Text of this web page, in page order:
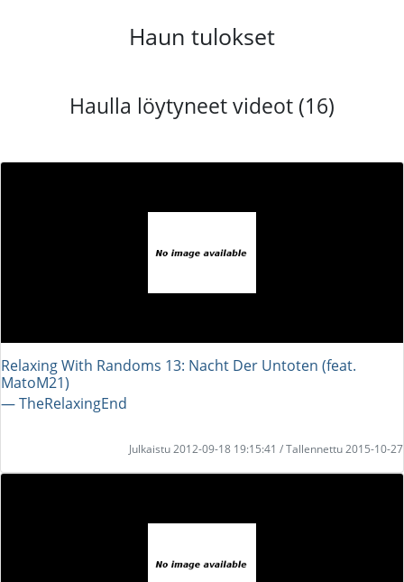
Haun tulokset
Haulla löytyneet videot (16)
Relaxing With Randoms 13: Nacht Der Untoten (feat.
MatoM21)
― TheRelaxingEnd
Julkaistu 2012-09-18 19:15:41 / Tallennettu 2015-10-27